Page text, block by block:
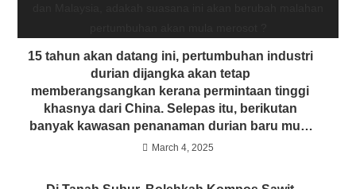
15 tahun akan datang ini, pertumbuhan industri
durian dijangka akan tetap
memberangsangkan kerana permintaan tinggi
khasnya dari China. Selepas itu, berikutan
banyak kawasan penanaman durian baru mula
menghasilkan buah, misalnya Vietnam, Laos,
March 4, 2025